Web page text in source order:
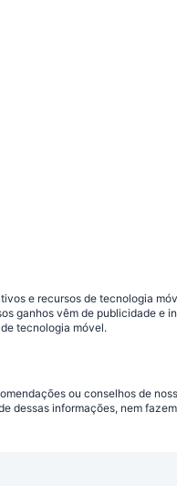
e recursos de tecnologia
ganhos vêm de publicidade e
tecnologia móvel.
ou conselhos de
dessas informações, nem